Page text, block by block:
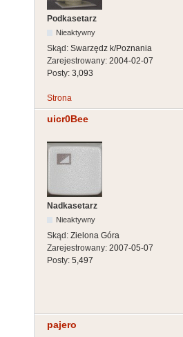
Podkasetarz
Nieaktywny
Skąd: Swarzędz k/Poznania
Zarejestrowany: 2004-02-07
Posty: 3,093
Strona
uicr0Bee
Nadkasetarz
Nieaktywny
Skąd: Zielona Góra
Zarejestrowany: 2007-05-07
Posty: 5,497
pajero